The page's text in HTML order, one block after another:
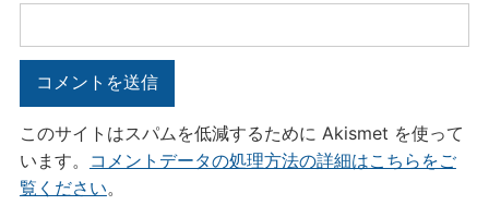
このサイトはスパムを低減するために Akismet を使って
います。
コメントデータの処理方法の詳細はこちらをご
覧ください。